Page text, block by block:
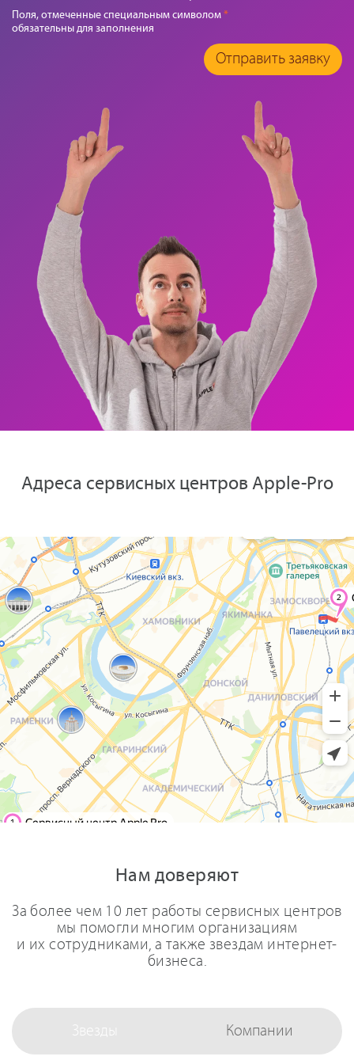
Поля, отмеченные специальным символом*
обязательны для заполнения
Отправить заявку
Адреса сервисных центров Apple-Pro
Нам доверяют
За более чем 10 лет работы сервисных центров
мы помогли многим организациям
и их сотрудниками, а также звездам интернет-
бизнеса.
Звезды Компании